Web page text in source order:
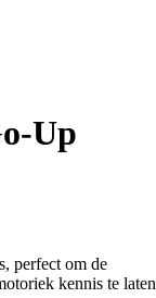
Up
perfect om de
kennis te laten